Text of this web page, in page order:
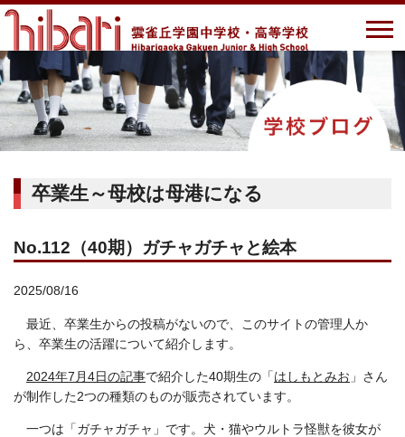
卒業生～母校は母港になる
No.112（40期）ガチャガチャと絵本
2025/08/16
最近、卒業生からの投稿がないので、このサイトの管理人か
ら、卒業生の活躍について紹介します。
2024年7月4日の記事で紹介した40期生の「はしもとみお 」さん
が制作した2つの種類のものが販売されています。
一つは「ガチャガチャ」です。犬・猫やウルトラ怪獣を彼女が